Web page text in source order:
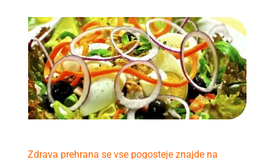
Zdrava prehrana se vse pogosteje znajde na